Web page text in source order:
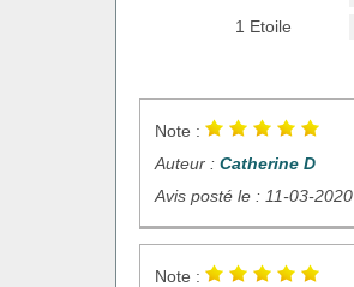
1 Etoile
Note :
Auteur : Catherine D
Avis posté le : 11-03-2020
Note :